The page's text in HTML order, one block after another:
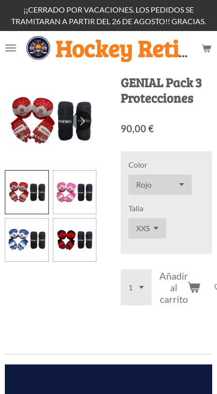
contenido
principal
Hockey Retiro
¡¡CERRADO POR VACACIONES. LOS PEDIDOS SE
TRAMITARAN A PARTIR DEL 26 DE AGOSTO!! GRACIAS.
GENIAL Pack 3
Protecciones
90,00 €
Color
Talla
Añadir
al
carrito